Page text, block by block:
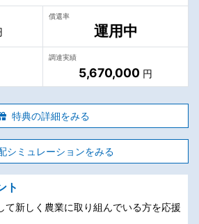
償還率
運用中
調達実績
5,670,000 円
特典の詳細をみる
シミュレーションをみる
ト
て新しく農業に取り組んでいる方を応援